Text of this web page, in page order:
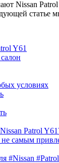
Nissan
Y61
условиях
Patrol
самым
#Nissan